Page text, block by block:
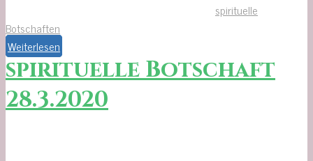
spirituelle
Botschaften
Weiterlesen
spirituelle Botschaft
28.3.2020